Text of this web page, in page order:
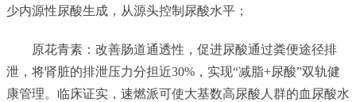
少内源性尿酸生成，从源头控制尿酸水平；
原花青素：改善肠道通透性，促进尿酸通过粪便途径排
泄，将肾脏的排泄压力分担近30%，实现“减脂+尿酸”双轨健
康管理。临床证实，速燃派可使大基数高尿酸人群的血尿酸水